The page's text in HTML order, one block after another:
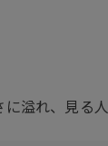
溢れ、見る